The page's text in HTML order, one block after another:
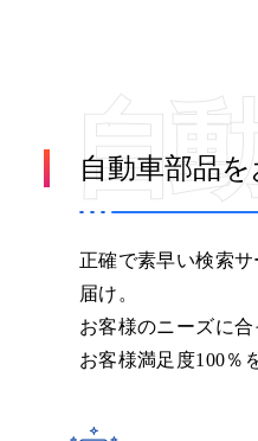
自
自動車部品
正確で素早い検索
届け。
お客様のニーズに合
お客様満足度100％